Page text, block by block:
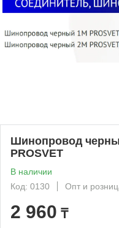
Шинопровод
PROSVET
В наличии
Код: 0130
Опт и
2 960 ₸